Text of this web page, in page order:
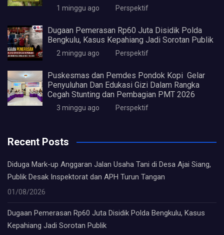
1 minggu ago Perspektif
Dugaan Pemerasan Rp60 Juta Disidik Polda
Bengkulu, Kasus Kepahiang Jadi Sorotan Publik
2 minggu ago Perspektif
Puskesmas dan Pemdes Pondok Kopi Gelar
Penyuluhan Dan Edukasi Gizi Dalam Rangka
Cegah Stunting dan Pembagian PMT 2026
3 minggu ago Perspektif
Recent Posts
Diduga Mark-up Anggaran Jalan Usaha Tani di Desa Ajai Siang,
Publik Desak Inspektorat dan APH Turun Tangan
01/08/2026
Dugaan Pemerasan Rp60 Juta Disidik Polda Bengkulu, Kasus
Kepahiang Jadi Sorotan Publik